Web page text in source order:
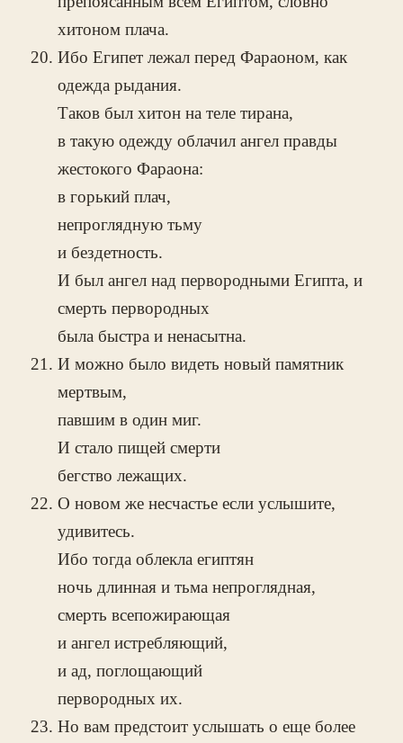
хитоном плача.
Ибо Египет лежал перед Фараоном, как
одежда рыдания.
Таков был хитон на теле тирана,
в такую одежду облачил ангел правды
жестокого Фараона:
в горький плач,
непроглядную тьму
и бездетность.
И был ангел над первородными Египта, и
смерть первородных
была быстра и ненасытна.
И можно было видеть новый памятник
мертвым,
павшим в один миг.
И стало пищей смерти
бегство лежащих.
О новом же несчастье если услышите,
удивитесь.
Ибо тогда облекла египтян
ночь длинная и тьма непроглядная,
смерть всепожирающая
и ангел истребляющий,
и ад, поглощающий
первородных их.
Но вам предстоит услышать о еще более